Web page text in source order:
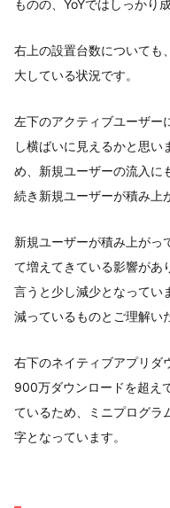
ものの、YoYではしっかり
右上の設置台数についても
大している状況です。
左下のアクティブユーザー
し横ばいに見えるかと思い
め、新規ユーザーの流入に
続き新規ユーザーが積み上
新規ユーザーが積み上がっ
て増えてきている影響があ
言うと少し減少となってい
減っているものとご理解い
右下のネイティブアプリダ
900万ダウンロードを超え
ているため、ミニプログラ
字となっています。